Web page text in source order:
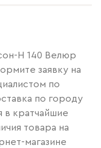
Н 140 Велюр
заявку на
по
по городу
в кратчайшие
товара на
магазине